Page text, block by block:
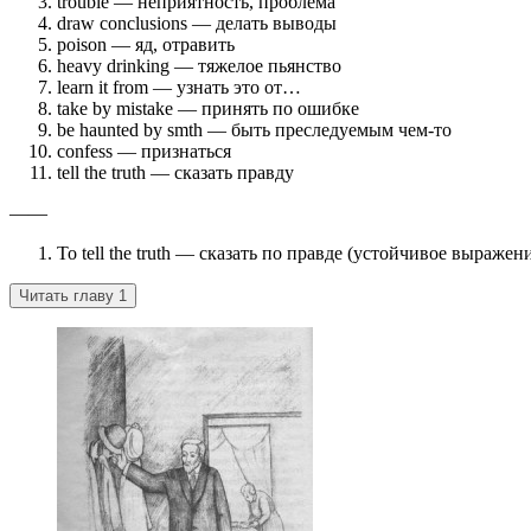
draw conclusions — делать выводы
poison — яд, отравить
heavy drinking — тяжелое пьянство
learn it from — узнать это от…
take by mistake — принять по ошибке
be haunted by smth — быть преследуемым чем-то
confess — признаться
tell the truth — сказать правду
——
To tell the truth — сказать по правде (устойчивое
Читать главу 1